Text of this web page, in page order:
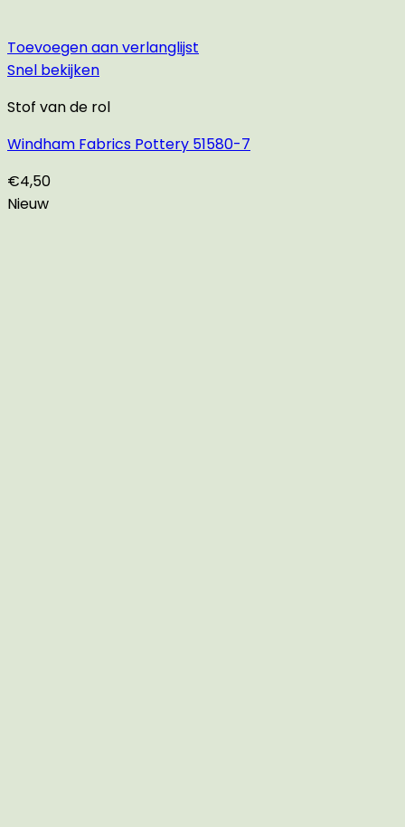
Toevoegen aan verlanglijst
Snel bekijken
Stof van de rol
Windham Fabrics Pottery 51580-7
€4,50
Nieuw